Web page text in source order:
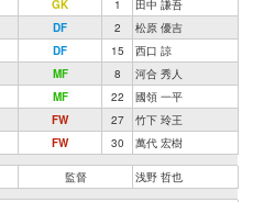
GK 1
田中 謙吾
DF 2
松原 優吉
DF 15
西口 諒
MF 8
河合 秀人
MF 22
國領 一平
FW 27
竹下 玲王
FW 30 萬代 宏樹
監督 浅野 哲也